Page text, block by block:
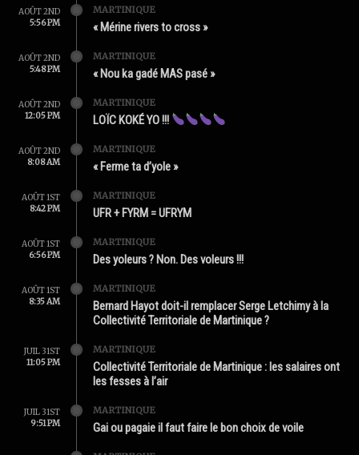
AOÛT 2ND
5:56 PM
MARTINIQUE
« Mérine rivers to cross »
AOÛT 2ND
5:48 PM
MARTINIQUE
« Nou ka gadé MAS pasé »
AOÛT 2ND
12:05 PM
MARTINIQUE
LOÏC KOKÉ YO !!!
AOÛT 2ND
8:08 AM
MARTINIQUE
« Ferme ta d’yole »
AOÛT 1ST
8:42 PM
MARTINIQUE
UFR + FYRM = UFRYM
AOÛT 1ST
6:56 PM
MARTINIQUE
Des yoleurs ? Non. Des voleurs !!!
AOÛT 1ST
8:35 AM
MARTINIQUE
Bernard Hayot doit-il remplacer Serge Letchimy à la
Collectivité Territoriale de Martinique ?
JUIL 31ST
11:05 PM
MARTINIQUE
Collectivité Territoriale de Martinique : les salaires ont
les fesses à l’air
JUIL 31ST
9:51 PM
MARTINIQUE
Gai ou pagaie il faut faire le bon choix de voile